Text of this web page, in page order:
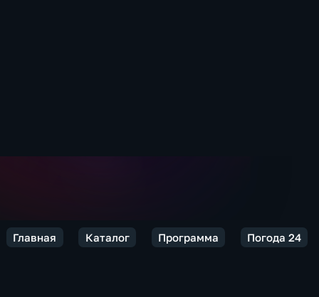
Главная Каталог Программа Погода 24